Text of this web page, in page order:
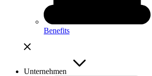
Benefits
Unternehmen